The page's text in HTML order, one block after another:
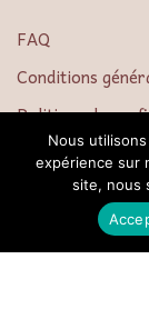
FAQ
Conditions
Politique de
Mentions légales
Plan du site
Nous
expérience sur
site, nous